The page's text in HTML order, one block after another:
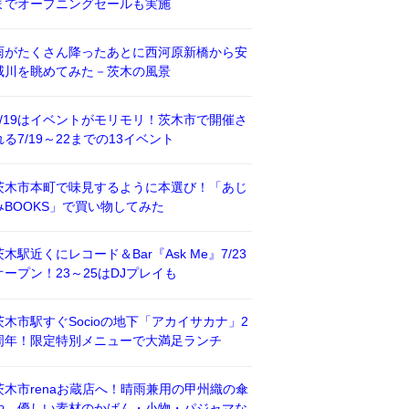
でオープニングセールも実施
がたくさん降ったあとに西河原新橋から安
川を眺めてみた－茨木の風景
19はイベントがモリモリ！茨木市で開催さ
る7/19～22までの13イベント
木市本町で味見するように本選び！「あじ
BOOKS」で買い物してみた
木駅近くにレコード＆Bar『Ask Me』7/23
ープン！23～25はDJプレイも
木市駅すぐSocioの地下「アカイサカナ」2
年！限定特別メニューで大満足ランチ
木市renaお蔵店へ！晴雨兼用の甲州織の傘